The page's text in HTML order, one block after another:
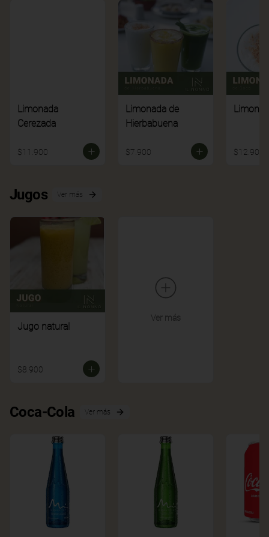
Limonada
Cerezada
$11.900
Limonada de
Hierbabuena
$7.900 $12.900
Jugos Ver más
Jugo natural
$8.900
Ver más
Coca-Cola Ver más